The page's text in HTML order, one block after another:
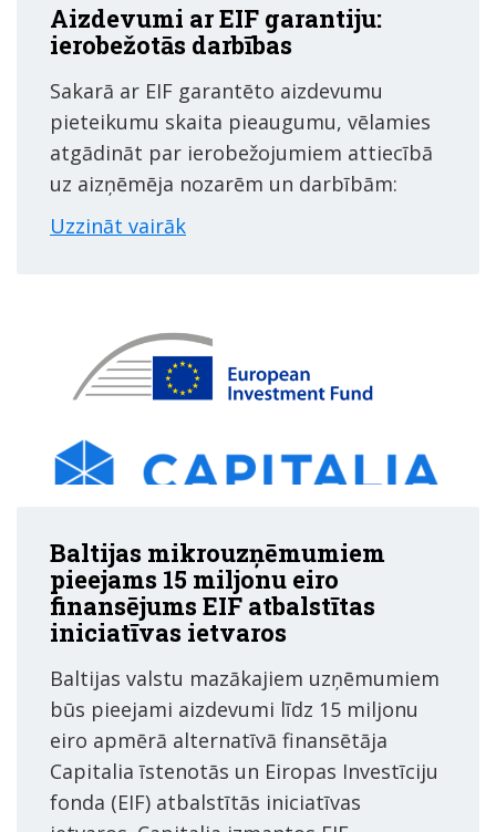
Aizdevumi ar EIF garantiju:
ierobežotās darbības
Sakarā ar EIF garantēto aizdevumu
pieteikumu skaita pieaugumu, vēlamies
atgādināt par ierobežojumiem attiecībā
uz aizņēmēja nozarēm un darbībām:
Uzzināt vairāk
Baltijas mikrouzņēmumiem
pieejams 15 miljonu eiro
finansējums EIF atbalstītas
iniciatīvas ietvaros
Baltijas valstu mazākajiem uzņēmumiem
būs pieejami aizdevumi līdz 15 miljonu
eiro apmērā alternatīvā finansētāja
Capitalia īstenotās un Eiropas Investīciju
fonda (EIF) atbalstītās iniciatīvas